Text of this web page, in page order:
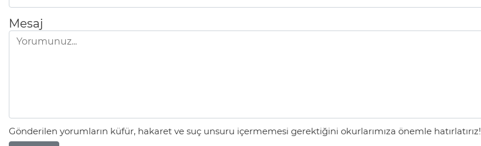
Mesaj
Gönderilen yorumların küfür, hakaret ve suç unsuru içermemesi gerektiğini okurlarımıza önemle hatırlatırız!